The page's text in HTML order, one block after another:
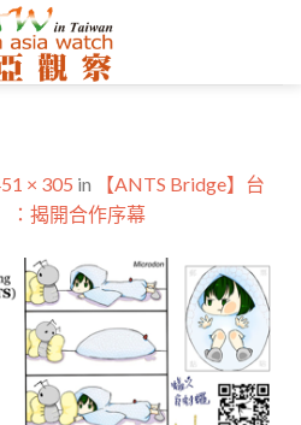
× 305 in
【ANTS Bridge】台
：揭開合作序幕